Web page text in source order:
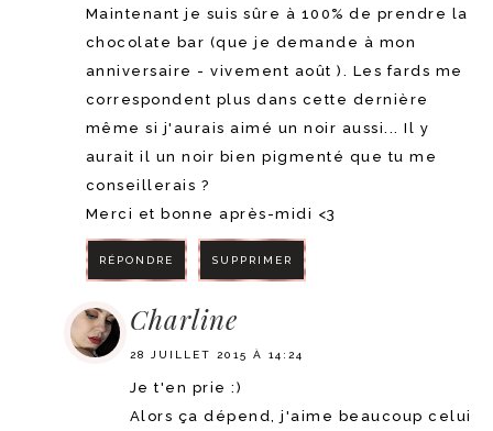
Maintenant je suis sûre à 100% de prendre la
chocolate bar (que je demande à mon
anniversaire - vivement août ). Les fards me
correspondent plus dans cette dernière
même si j'aurais aimé un noir aussi... Il y
aurait il un noir bien pigmenté que tu me
conseillerais ?
Merci et bonne après-midi <3
RÉPONDRE SUPPRIMER
Charline
28 JUILLET 2015 À 14:24
Je t'en prie :)
Alors ça dépend, j'aime beaucoup celui